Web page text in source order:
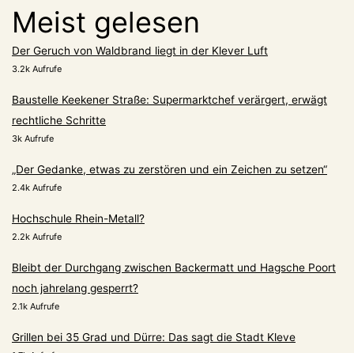
Meist gelesen
Der Geruch von Waldbrand liegt in der Klever Luft
3.2k Aufrufe
Baustelle Keekener Straße: Supermarktchef verärgert, erwägt
rechtliche Schritte
3k Aufrufe
„Der Gedanke, etwas zu zerstören und ein Zeichen zu setzen“
2.4k Aufrufe
Hochschule Rhein-Metall?
2.2k Aufrufe
Bleibt der Durchgang zwischen Backermatt und Hagsche Poort
noch jahrelang gesperrt?
2.1k Aufrufe
Grillen bei 35 Grad und Dürre: Das sagt die Stadt Kleve